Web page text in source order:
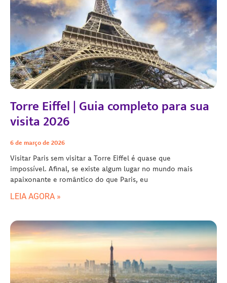
Torre Eiffel | Guia completo para sua
visita 2026
6 de março de 2026
Visitar Paris sem visitar a Torre Eiffel é quase que
impossível. Afinal, se existe algum lugar no mundo mais
apaixonante e romântico do que Paris, eu
LEIA AGORA »